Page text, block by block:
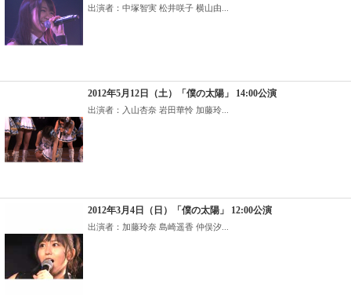
出演者：中塚智実 松井咲子 横山由...
2012年5月12日（土）「僕の太陽」 14:00公演
出演者：入山杏奈 岩田華怜 加藤玲...
2012年3月4日（日）「僕の太陽」 12:00公演
出演者：加藤玲奈 島崎遥香 仲俣汐...